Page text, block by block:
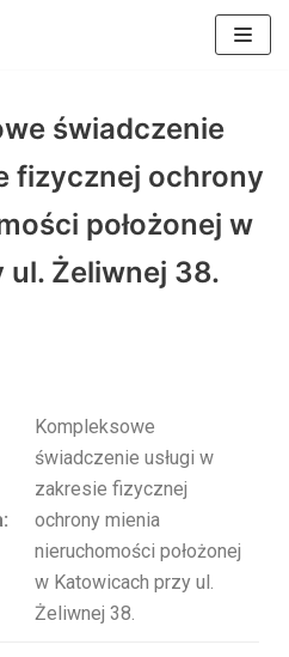
świadczenie
fizycznej ochrony
położonej w
Żeliwnej 38.
Kompleksowe
świadczenie usługi w
zakresie fizycznej
ochrony mienia
nieruchomości położonej
w Katowicach przy ul.
Żeliwnej 38.